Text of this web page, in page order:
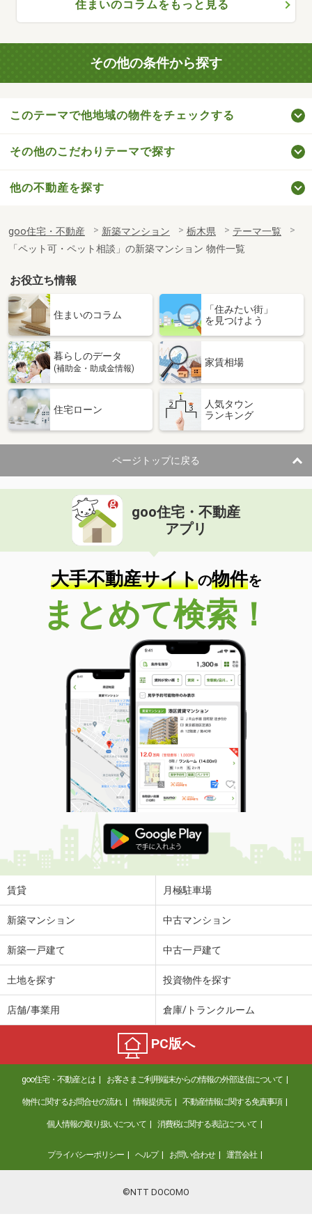
住まいのコラムをもっと見る
その他の条件から探す
このテーマで他地域の物件をチェックする
その他のこだわりテーマで探す
他の不動産を探す
goo住宅・不動産 新築マンション 栃木県
テーマ一覧
「ペット可・ペット相談」の新築マンション 物件一覧
お役立ち情報
住まいのコラム
「住みたい街」
を見つけよう
暮らしのデータ
(補助金・助成金情報)
家賃相場
住宅ローン
人気タウン
ランキング
ページトップに戻る
goo住宅・不動産
アプリ
大手不動産サイトの物件を
まとめて検索！
賃貸 月極駐車場
新築マンション 中古マンション
新築一戸建て 中古一戸建て
土地を探す 投資物件を探す
店舗/事業用 倉庫/トランクルーム
PC版へ
goo住宅・不動産とは お客さまご利用端末からの情報の外部送信について
物件に関するお問合せの流れ 情報提供元 不動産情報に関する免責事項
個人情報の取り扱いについて 消費税に関する表記について
プライバシーポリシー ヘルプ お問い合わせ 運営会社
©NTT DOCOMO